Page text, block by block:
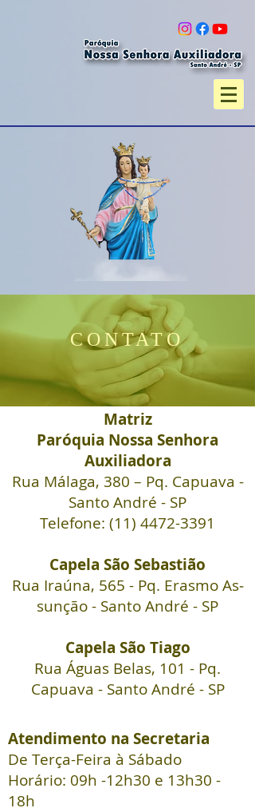
Matriz
Paróquia Nossa Senhora
Auxiliadora
Rua Málaga, 380 – Pq. Ca­pu­ava -
Santo André - SP
Telefone: (11) 4472-3391
Ca­pela São Se­bas­tião
Rua Iraúna, 565 - Pq. Erasmo As­
sun­ção- Santo André - SP
Capela São Ti­ago
Rua Águas Belas, 101 - Pq.
Capuava - Santo André -SP
Atendimento na Secretaria
De Terça-Feira à Sábado
Horário: 09h -12h30 e 13h30 -
18h
CONTATO